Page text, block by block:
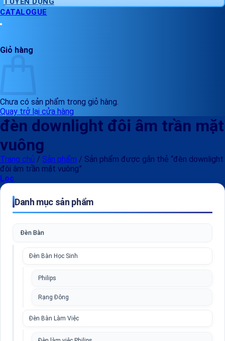
CATALOGUE
Giỏ hàng
Chưa có sản phẩm trong giỏ hàng.
Quay trở lại cửa hàng
đèn downlight đôi âm trần mặt
vuông
Trang chủ / Sản phẩm / Sản phẩm được gắn thẻ “đèn downlight
đôi âm trần mặt vuông”
Lọc
Danh mục sản phẩm
Đèn Bàn
Đèn Bàn Học Sinh
Philips
Rạng Đông
Đèn Bàn Làm Việc